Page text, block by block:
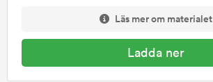
Läs mer om materialet
Ladda ner